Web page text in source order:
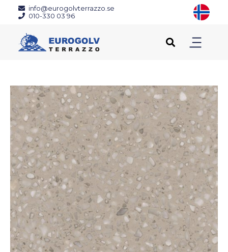
info@eurogolvterrazzo.se
010-330 03 96